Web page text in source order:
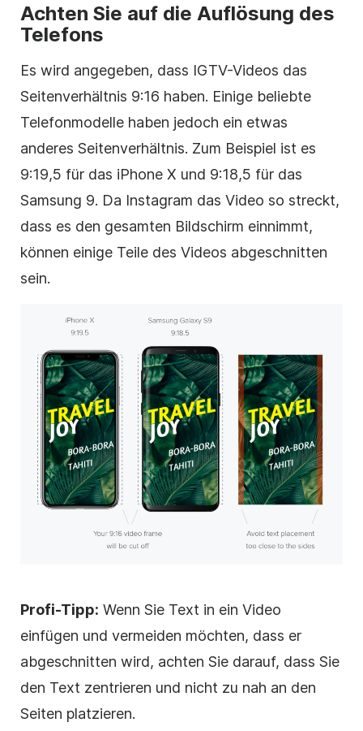
Achten Sie auf die Auflösung des
Telefons
Es wird angegeben, dass IGTV-Videos das
Seitenverhältnis 9:16 haben. Einige beliebte
Telefonmodelle haben jedoch ein etwas
anderes Seitenverhältnis. Zum Beispiel ist es
9:19,5 für das iPhone X und 9:18,5 für das
Samsung 9. Da Instagram das Video so streckt,
dass es den gesamten Bildschirm einnimmt,
können einige Teile des Videos abgeschnitten
sein.
Profi-Tipp: Wenn Sie Text in ein Video
einfügen und vermeiden möchten, dass er
abgeschnitten wird, achten Sie darauf, dass Sie
den Text zentrieren und nicht zu nah an den
Seiten platzieren.